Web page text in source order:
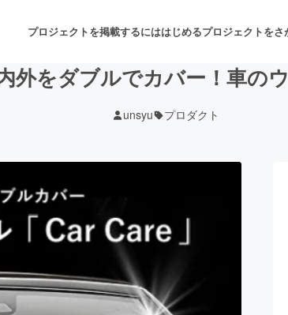
プロジェクトを掲載するにははじめるプロジェクトをさ
音楽 舞台・パフ
ゲーム・サービス開発 フード・飲食
書籍・雑誌出版
外をダブルでカバー！車の
unsyu プロダクト